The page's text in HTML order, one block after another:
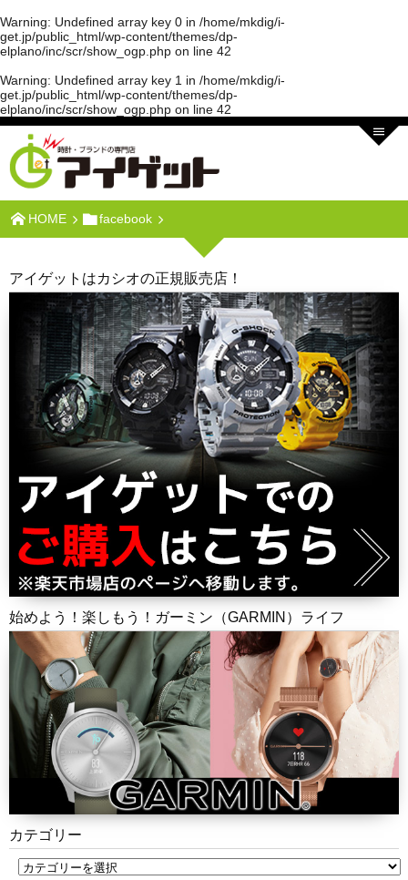
Warning: Undefined array key 0 in /home/mkdig/i-
get.jp/public_html/wp-content/themes/dp-
elplano/inc/scr/show_ogp.php on line 42
Warning: Undefined array key 1 in /home/mkdig/i-
get.jp/public_html/wp-content/themes/dp-
elplano/inc/scr/show_ogp.php on line 42
HOME facebook
アイゲットはカシオの正規販売店！
始めよう！楽しもう！ガーミン（GARMIN）ライフ
カテゴリー